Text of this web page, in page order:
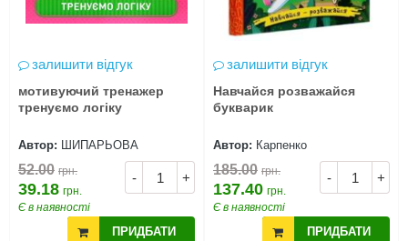
залишити відгук
мотивуючий тренажер
тренуємо логіку
Автор: ШИПАРЬОВА
- +
52.00 грн.
39.18 грн.
Є в наявності
ПРИДБАТИ
залишити відгук
Навчайся розважайся
букварик
Автор: Карпенко
- +
185.00 грн.
137.40 грн.
Є в наявності
ПРИДБАТИ